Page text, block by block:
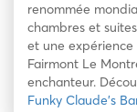
renommée
chambres et
et une expérience
Fairmont Le
enchanteur.
Funky Claude’s